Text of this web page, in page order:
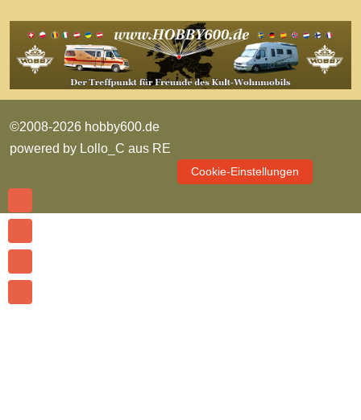
©2008-2026 hobby600.de
powered by Lollo_C aus RE
Cookie-Einstellungen